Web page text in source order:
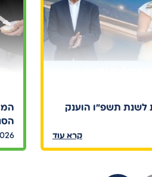
לשנת תשפ"ו הוענק
קרא עוד